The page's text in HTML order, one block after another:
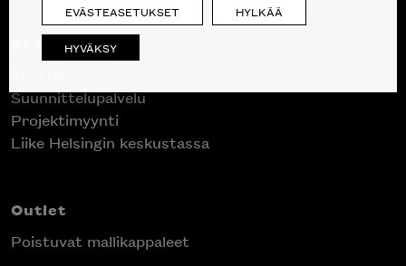
Skanno
Suunnittelupalvelu
Projektimyynti
Liike Helsingin keskustassa
Outlet
Poistuvat mallikappaleet
EVÄSTEASETUKSET HYLKÄÄ
HYVÄKSY